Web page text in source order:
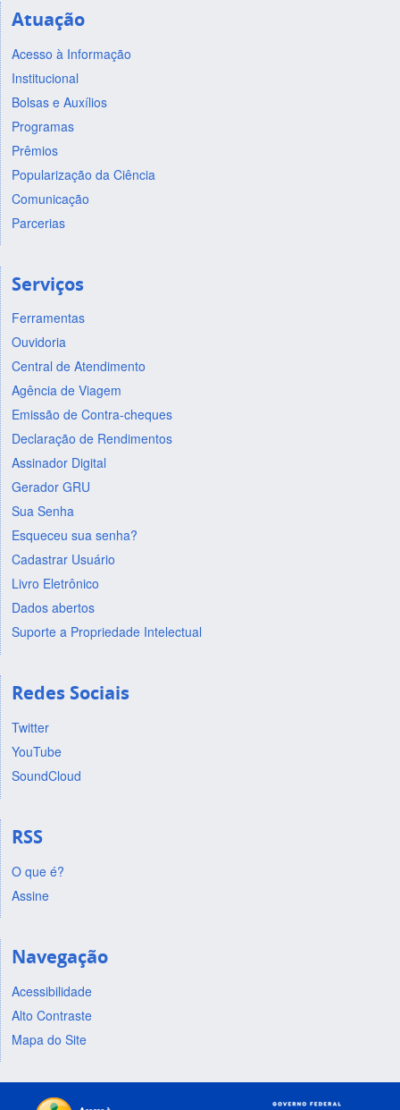
Atuação
Acesso à Informação
Institucional
Bolsas e Auxílios
Programas
Prêmios
Popularização da Ciência
Comunicação
Parcerias
Serviços
Ferramentas
Ouvidoria
Central de Atendimento
Agência de Viagem
Emissão de Contra-cheques
Declaração de Rendimentos
Assinador Digital
Gerador GRU
Sua Senha
Esqueceu sua senha?
Cadastrar Usuário
Livro Eletrônico
Dados abertos
Suporte a Propriedade Intelectual
Redes Sociais
Twitter
YouTube
SoundCloud
RSS
O que é?
Assine
Navegação
Acessibilidade
Alto Contraste
Mapa do Site